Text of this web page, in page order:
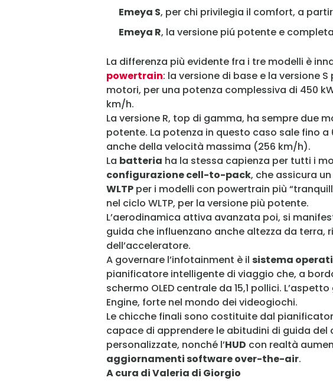
Emeya S, per chi privilegia il comfort, a
Emeya R, la versione piú potente e
La differenza più evidente fra i tre modelli è
powertrain: la versione di base e la versione
motori, per una potenza complessiva di 450
km/h.
La versione R, top di gamma, ha sempre due
potente. La potenza in questo caso sale fino a
anche della velocità massima (256 km/h).
La batteria ha la stessa capienza per tutti i
configurazione cell-to-pack, che assicura
WLTPper i modelli con powertrain più
nel ciclo WLTP, per la versione più potente.
L’aerodinamica attiva avanzata poi, si
guida che influenzano anche altezza da terra,
dell’acceleratore.
A governare l’infotainment è il sistema
pianificatore intelligente di viaggio che, a
schermo OLED centrale da 15,1 pollici.
Engine, forte nel mondo dei videogiochi.
Le chicche finali sono costituite dal
capace di apprendere le abitudini di guida del
personalizzate, nonché l’HUD con realtà
aggiornamenti software over-the-air.
A cura di Valeria di Giorgio